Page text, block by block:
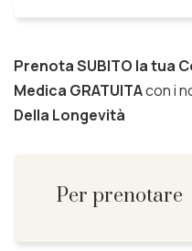
Prenota SUBITO la tua
Medica GRATUITAcon i
Della Longevità
Per prenotare